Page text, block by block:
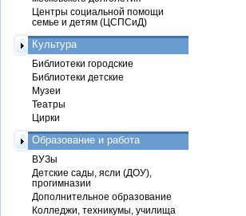
Центры социальной помощи
семье и детям (ЦСПСиД)
Культура
Библиотеки городские
Библиотеки детские
Музеи
Театры
Цирки
Образование и работа
ВУЗы
Детские сады, ясли (ДОУ),
прогимназии
Дополнительное образование
Колледжи, техникумы, училища